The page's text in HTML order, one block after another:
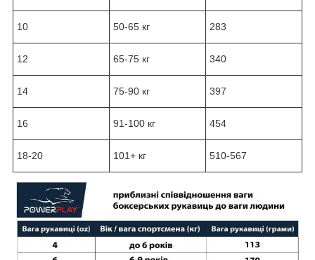
10 50-65 кг 283
12 65-75 кг 340
14 75-90 кг 397
16 91-100 кг 454
18-20 101+ кг 510-567